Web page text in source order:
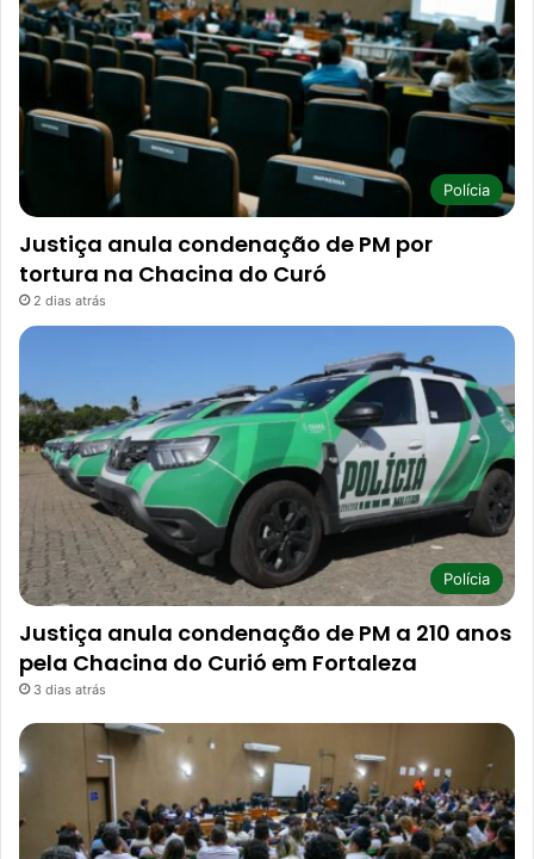
Polícia
Justiça anula condenação de PM por
tortura na Chacina do Curó
2 dias atrás
Polícia
Justiça anula condenação de PM a 210 anos
pela Chacina do Curió em Fortaleza
3 dias atrás